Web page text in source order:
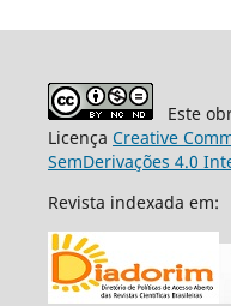
Este
Licença Creative
SemDerivações 4.0
Revista indexada